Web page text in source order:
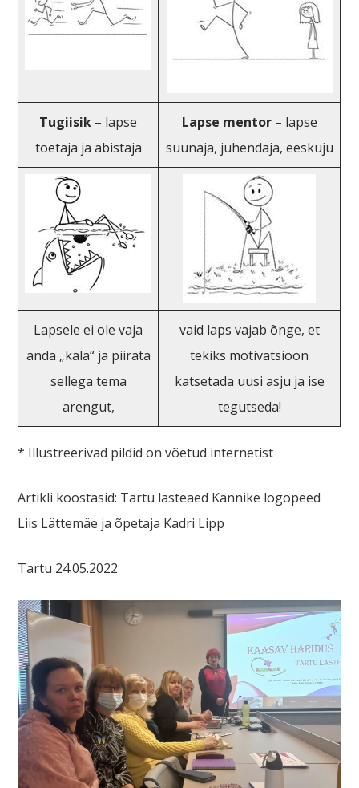
Tugiisik – lapse
toetaja ja abistaja
Lapse mentor – lapse
suunaja, juhendaja, eeskuju
Lapsele ei ole vaja
anda „kala“ ja piirata
sellega tema
arengut,
vaid laps vajab õnge, et
tekiks motivatsioon
katsetada uusi asju ja ise
tegutseda!
* Illustreerivad pildid on võetud internetist
Artikli koostasid: Tartu lasteaed Kannike logopeed
Liis Lättemäe ja õpetaja Kadri Lipp
Tartu 24.05.2022